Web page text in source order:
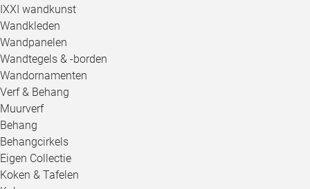
IXXI wandkunst
Wandkleden
Wandpanelen
Wandtegels & -borden
Wandornamenten
Verf & Behang
Muurverf
Behang
Behangcirkels
Eigen Collectie
Koken & Tafelen